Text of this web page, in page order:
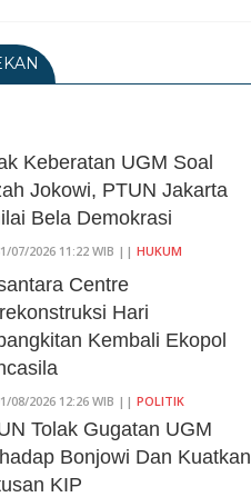
Blok M-Soetta
Nama Jadi
05/08/2026 15:05 WIB ||TRANSPORTASI
Klaim Angka
Di Indonesia
Mei 2026 Turun Jadi 7,22
Orang
05/08/2026 13:45 WIB ||TENAGA KERJA
II-2026, Ekonomi RI
5,29 Persen, Sektor
Alami Kontraksi
05/08/2026 13:16 WIB ||MAKRO/MIKRO
Keberatan UGM Soal
Jokowi, PTUN Jakarta
Bela Demokrasi
07/2026 11:22 WIB || HUKUM
Centre
Hari
Kembali Ekopol
08/2026 12:26 WIB || POLITIK
Tolak Gugatan UGM
Bonjowi Dan Kuatkan
KIP